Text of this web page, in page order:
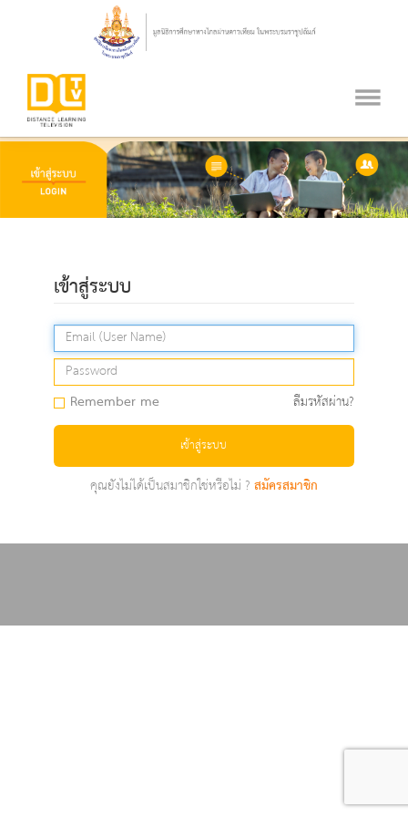
เข้าสู่ระบบ
Remember me ลืมรหัสผ่าน?
เข้าสู่ระบบ
คุณยังไม่ได้เป็นสมาชิกใช่หรือไม่ ?สมัครสมาชิก